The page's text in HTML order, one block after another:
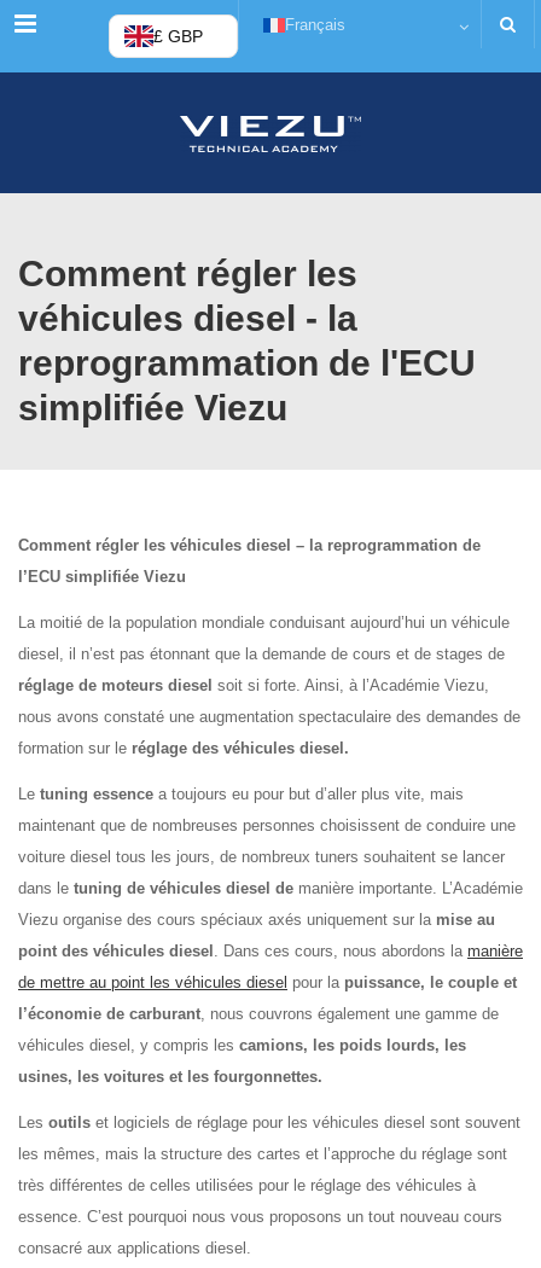
Menu £ GBP
Français
Comment régler les
véhicules diesel - la
reprogrammation de l'ECU
simplifiée Viezu
Comment régler les véhicules diesel – la reprogrammation de
l’ECU simplifiée Viezu
La moitié de la population mondiale conduisant aujourd’hui un véhicule
diesel, il n’est pas étonnant que la demande de cours et de stages de
réglage de moteurs diesel soit si forte. Ainsi, à l’Académie Viezu,
nous avons constaté une augmentation spectaculaire des demandes de
formation sur le réglage des véhicules diesel.
Le tuning essence a toujours eu pour but d’aller plus vite, mais
maintenant que de nombreuses personnes choisissent de conduire une
voiture diesel tous les jours, de nombreux tuners souhaitent se lancer
dans le tuning de véhicules diesel de manière importante. L’Académie
Viezu organise des cours spéciaux axés uniquement sur la mise au
point des véhicules diesel . Dans ces cours, nous abordons la manière
de mettre au point les véhicules diesel pour la puissance, le couple et
l’économie de carburant, nous couvrons également une gamme de
véhicules diesel, y compris les camions, les poids lourds, les
usines, les voitures et les fourgonnettes.
Les outils et logiciels de réglage pour les véhicules diesel sont souvent
les mêmes, mais la structure des cartes et l’approche du réglage sont
très différentes de celles utilisées pour le réglage des véhicules à
essence. C’est pourquoi nous vous proposons un tout nouveau cours
consacré aux applications diesel.